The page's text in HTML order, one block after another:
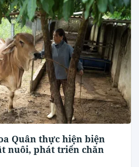
Quân thực hiện biện
nuôi, phát triển chăn